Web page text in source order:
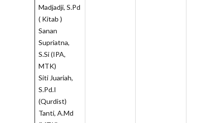
Madjadji, S.Pd
( Kitab )
Sanan
Supriatna,
S.Si (IPA,
MTK)
Siti Juariah,
S.Pd.I
(Qurdist)
Tanti, A.Md